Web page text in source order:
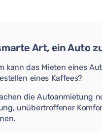
Art, ein Auto
kann das Mieten eines
eines Kaffees?
die Autoanmietung
unübertroffener